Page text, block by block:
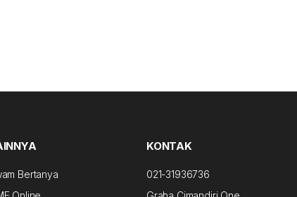
Bertanya
KONTAK
021-31936736